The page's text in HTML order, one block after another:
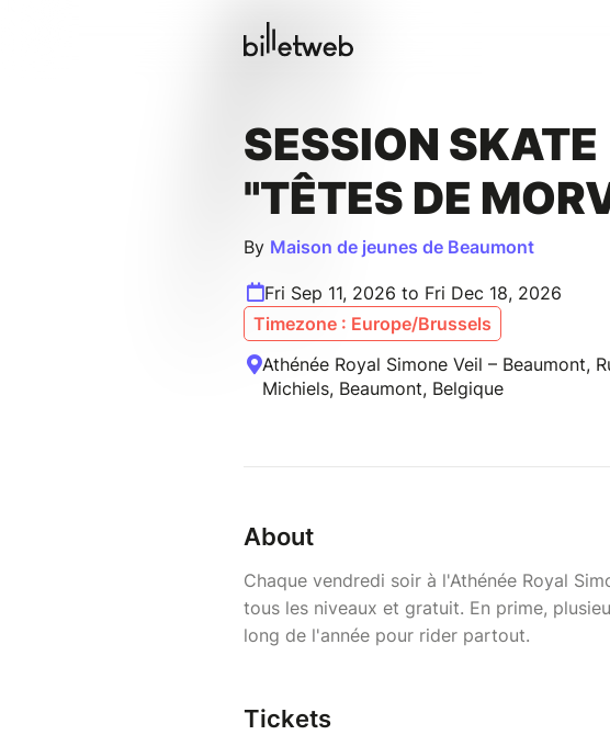
SESSION SKATE
"TÊTES DE
By Maison de jeunes de Beaumont
Fri Sep 11, 2026 to Fri Dec 18, 2026
Timezone : Europe/Brussels
Athénée Royal Simone Veil – Beaumont,
Michiels, Beaumont, Belgique
About
Chaque vendredi soir à l'Athénée Royal
tous les niveaux et gratuit. En prime,
long de l'année pour rider partout.
Tickets